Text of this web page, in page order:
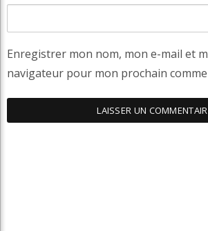
Enregistrer mon nom, mon e-mail et
navigateur pour mon prochain